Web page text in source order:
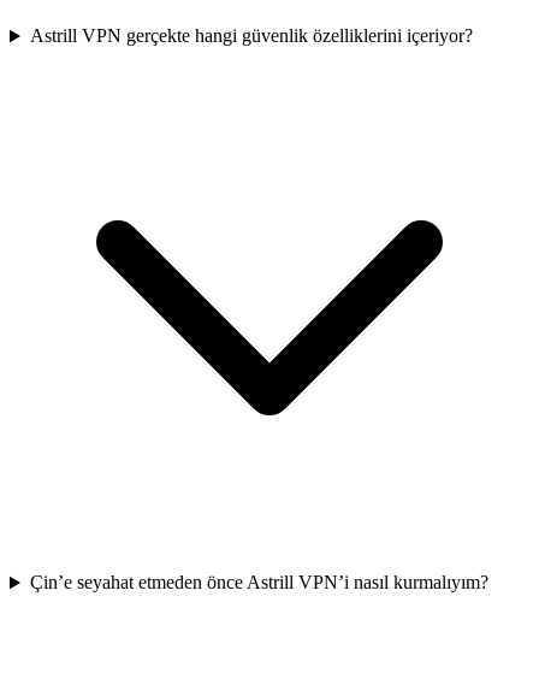
Astrill VPN gerçekte hangi güvenlik özelliklerini içeriyor?
Çin’e seyahat etmeden önce Astrill VPN’i nasıl kurmalıyım?